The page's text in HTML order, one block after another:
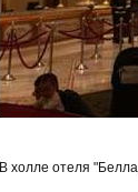
В холле отеля